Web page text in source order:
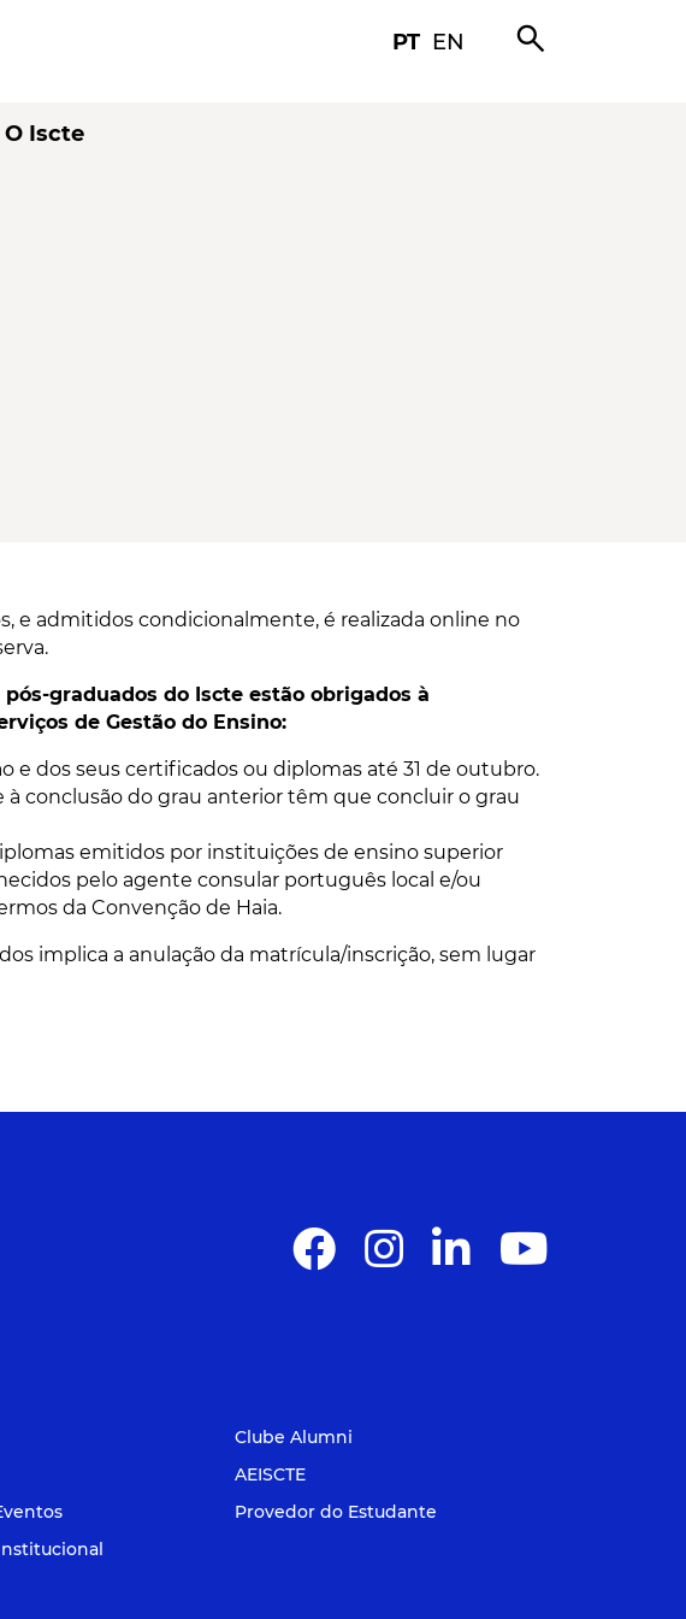
PT EN search
O Iscte
e admitidos condicionalmente, é realizada online no
graduados do Iscte estão obrigados à
de Gestão do Ensino:
dos seus certificados ou diplomas até 31 de outubro.
conclusão do grau anterior têm que concluir o grau
emitidos por instituições de ensino superior
pelo agente consular português local e/ou
da Convenção de Haia.
implica a anulação da matrícula/inscrição, sem lugar
Clube Alumni
AEISCTE
Provedor do Estudante